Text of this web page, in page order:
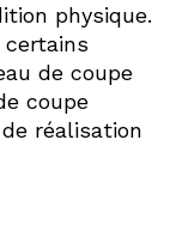
physique.
de coupe
coupe
réalisation